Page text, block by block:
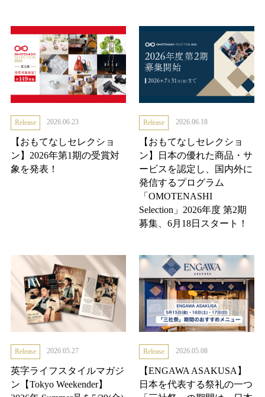
Release 2026.06.23
【おもてなしセレクショ
ン】2026年第1期の受賞対
象を発表！
Release 2026.06.18
【おもてなしセレクショ
ン】日本の優れた商品・サ
ービスを認定し、国内外に
発信するプログラム
「OMOTENASHI
Selection」2026年度 第2期
募集、6月18日スタート！
Release 2026.05.27
英字ライフスタイルマガジ
ン【Tokyo Weekender】
Release 2026.05.08
【ENGAWA ASAKUSA】
日本を代表する祭礼の一つ